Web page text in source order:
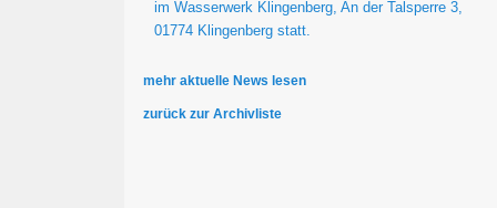
im Wasserwerk Klingenberg, An der Talsperre 3,
01774 Klingenberg statt.
mehr aktuelle News lesen
zurück zur Archivliste